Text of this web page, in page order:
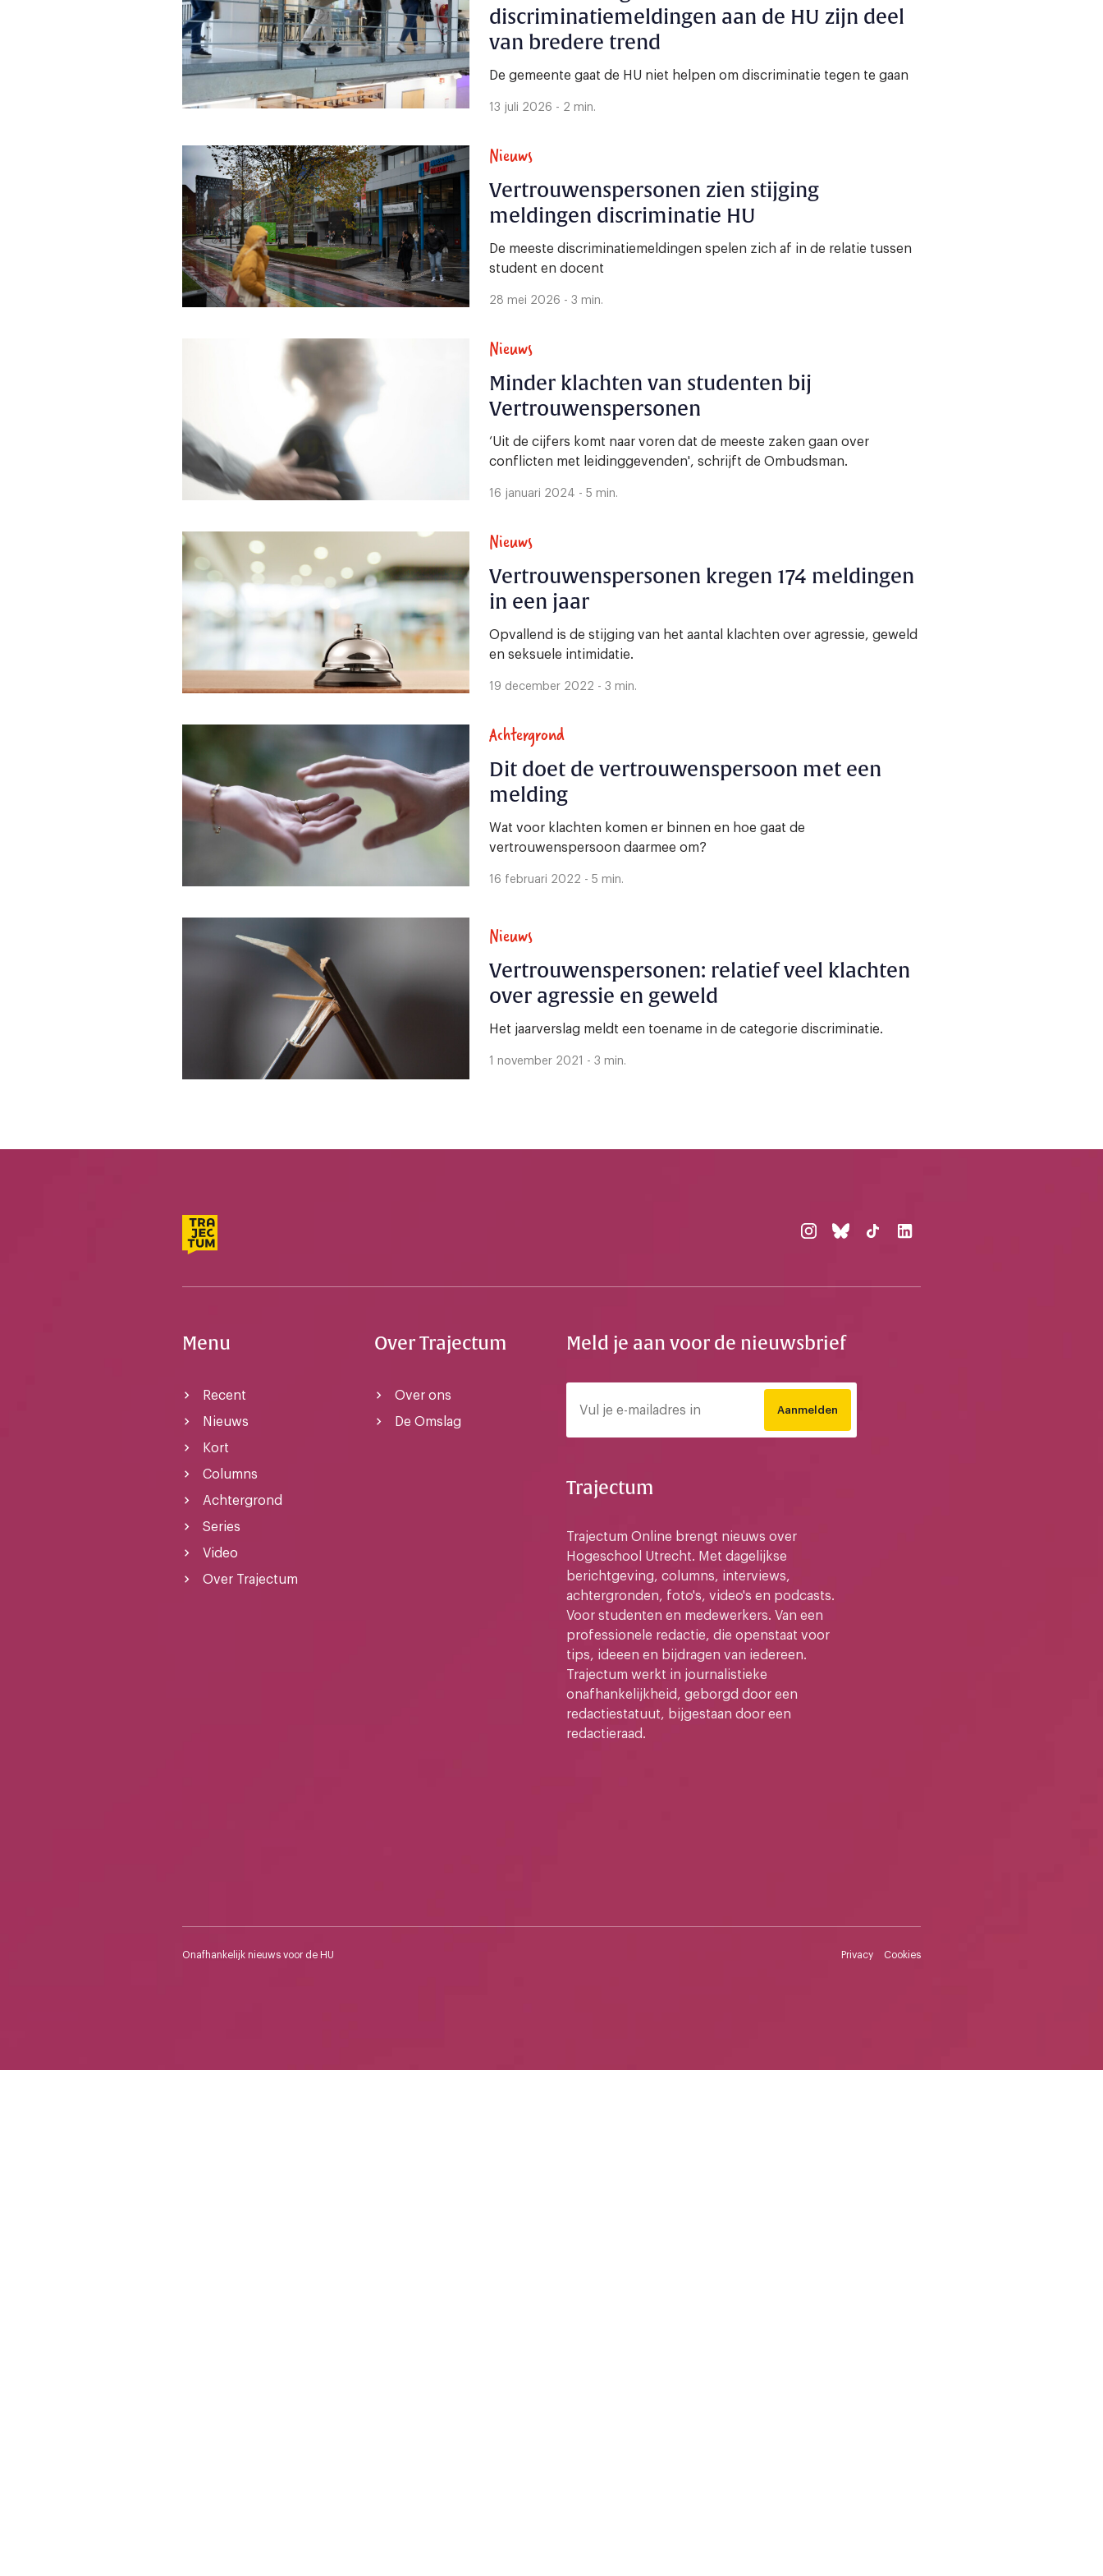
discriminatiemeldingen aan de HU zijn deel
van bredere trend
De gemeente gaat de HU niet helpen om discriminatie tegen te gaan
13 juli 2026 - 2 min.
Nieuws
Vertrouwenspersonen zien stijging
meldingen discriminatie HU
De meeste discriminatiemeldingen spelen zich af in de relatie tussen
student en docent
28 mei 2026 - 3 min.
Nieuws
Minder klachten van studenten bij
Vertrouwenspersonen
‘Uit de cijfers komt naar voren dat de meeste zaken gaan over
conflicten met leidinggevenden', schrijft de Ombudsman.
16 januari 2024 - 5 min.
Nieuws
Vertrouwenspersonen kregen 174 meldingen
in een jaar
Opvallend is de stijging van het aantal klachten over agressie, geweld
en seksuele intimidatie.
19 december 2022 - 3 min.
Achtergrond
Dit doet de vertrouwenspersoon met een
melding
Wat voor klachten komen er binnen en hoe gaat de
vertrouwenspersoon daarmee om?
16 februari 2022 - 5 min.
Nieuws
Vertrouwenspersonen: relatief veel klachten
over agressie en geweld
Het jaarverslag meldt een toename in de categorie discriminatie.
1 november 2021 - 3 min.
Menu
Recent
Nieuws
Kort
Columns
Achtergrond
Series
Video
Over Trajectum
Over Trajectum
Over ons
De Omslag
Meld je aan voor de nieuwsbrief
Aanmelden
Trajectum
Trajectum Online brengt nieuws over
Hogeschool Utrecht. Met dagelijkse
berichtgeving, columns, interviews,
achtergronden, foto's, video's en podcasts.
Voor studenten en medewerkers. Van een
professionele redactie, die openstaat voor
tips, ideeen en bijdragen van iedereen.
Trajectum werkt in journalistieke
onafhankelijkheid, geborgd door een
redactiestatuut, bijgestaan door een
redactieraad.
Onafhankelijk nieuws voor de HU Privacy Cookies